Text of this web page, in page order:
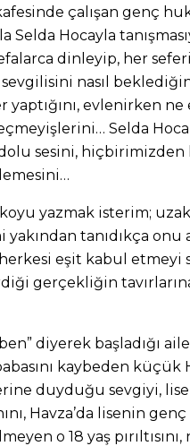
kafesinde çalışan genç
Selda Hocayla
dinleyip, her
nasıl
evlenirken
Selda Hoca
dolu sesini,
koyu yazmak isterim;
tanıdıkça onu
eşit kabul etmeyi
gerçekliğin
diyerek başladığı
kaybeden küçük
duyduğu sevgiyi, lise
Havza’da lisenin
o 18 yaş pırıltısını,